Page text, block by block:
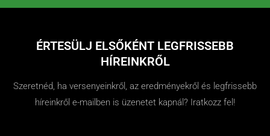
ÉRTESÜLJ ELSŐKÉNT LEGFRISSEBB
HÍREINKRŐL
Szeretnéd, ha versenyeinkről, az eredményekről és legfrissebb
híreinkről e-mailben is üzenetet kapnál? Iratkozz fel!